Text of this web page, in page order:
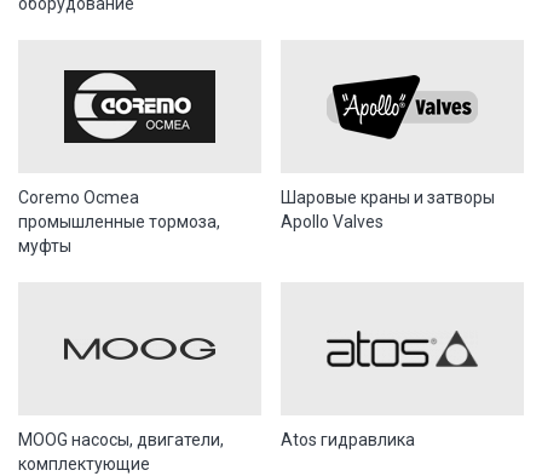
Coremo Ocmea
промышленные тормоза,
муфты
Шаровые краны и затворы
Apollo Valves
MOOG насосы, двигатели,
комплектующие
Atos гидравлика